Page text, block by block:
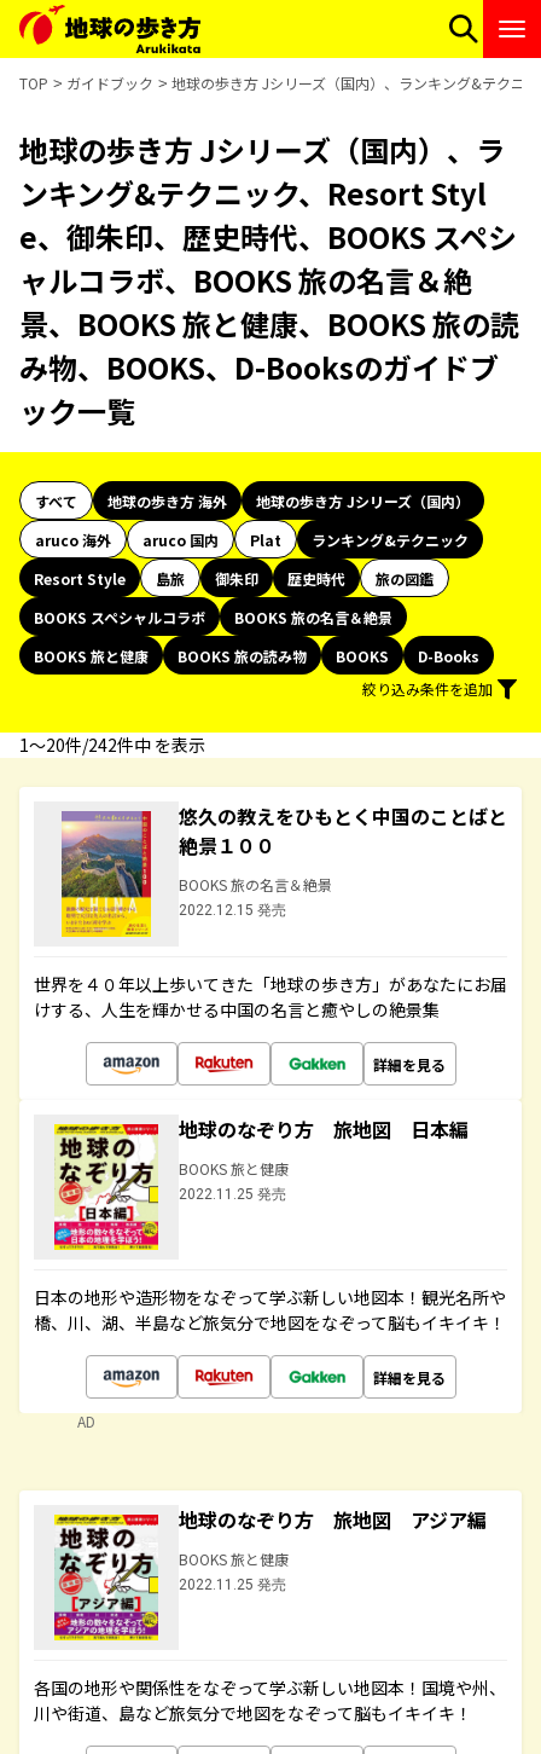
TOP ガイドブック 地球の歩き方 Jシリーズ（国内）、ランキング&テクニ
地球の歩き方 Jシリーズ（国内）、ラ
ンキング&テクニック、Resort Styl
e、御朱印、歴史時代、BOOKS スペシ
ャルコラボ、BOOKS 旅の名言＆絶
景、BOOKS 旅と健康、BOOKS 旅の読
み物、BOOKS、D-Booksのガイドブ
ック一覧
すべて 地球の歩き方 海外
地球の歩き方 Jシリーズ（国内）
aruco 海外
aruco 国内 Plat
ランキング&テクニック
Resort Style
島旅 御朱印 歴史時代
旅の図鑑
BOOKS スペシャルコラボ
BOOKS 旅の名言＆絶景
BOOKS 旅と健康
BOOKS 旅の読み物 BOOKS
D-Books
絞り込み条件を追加
1〜20件/242件中 を表示
悠久の教えをひもとく中国のことばと
絶景１００
BOOKS 旅の名言＆絶景
2022.12.15 発売
世界を４０年以上歩いてきた「地球の歩き方」があなたにお届
けする、人生を輝かせる中国の名言と癒やしの絶景集
詳細を見る
地球のなぞり方 旅地図 日本編
BOOKS 旅と健康
2022.11.25 発売
日本の地形や造形物をなぞって学ぶ新しい地図本！観光名所や
橋、川、湖、半島など旅気分で地図をなぞって脳もイキイキ！
詳細を見る
AD
地球のなぞり方 旅地図 アジア編
BOOKS 旅と健康
2022.11.25 発売
各国の地形や関係性をなぞって学ぶ新しい地図本！国境や州、
川や街道、島など旅気分で地図をなぞって脳もイキイキ！